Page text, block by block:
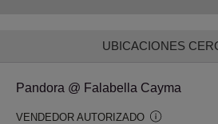
UBICACIONES
Pandora @ Falabella Cayma
VENDEDOR AUTORIZADO